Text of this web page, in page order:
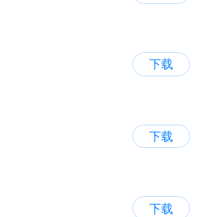
下载
下载
下载